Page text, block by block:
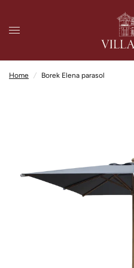
Home / Borek Elena parasol